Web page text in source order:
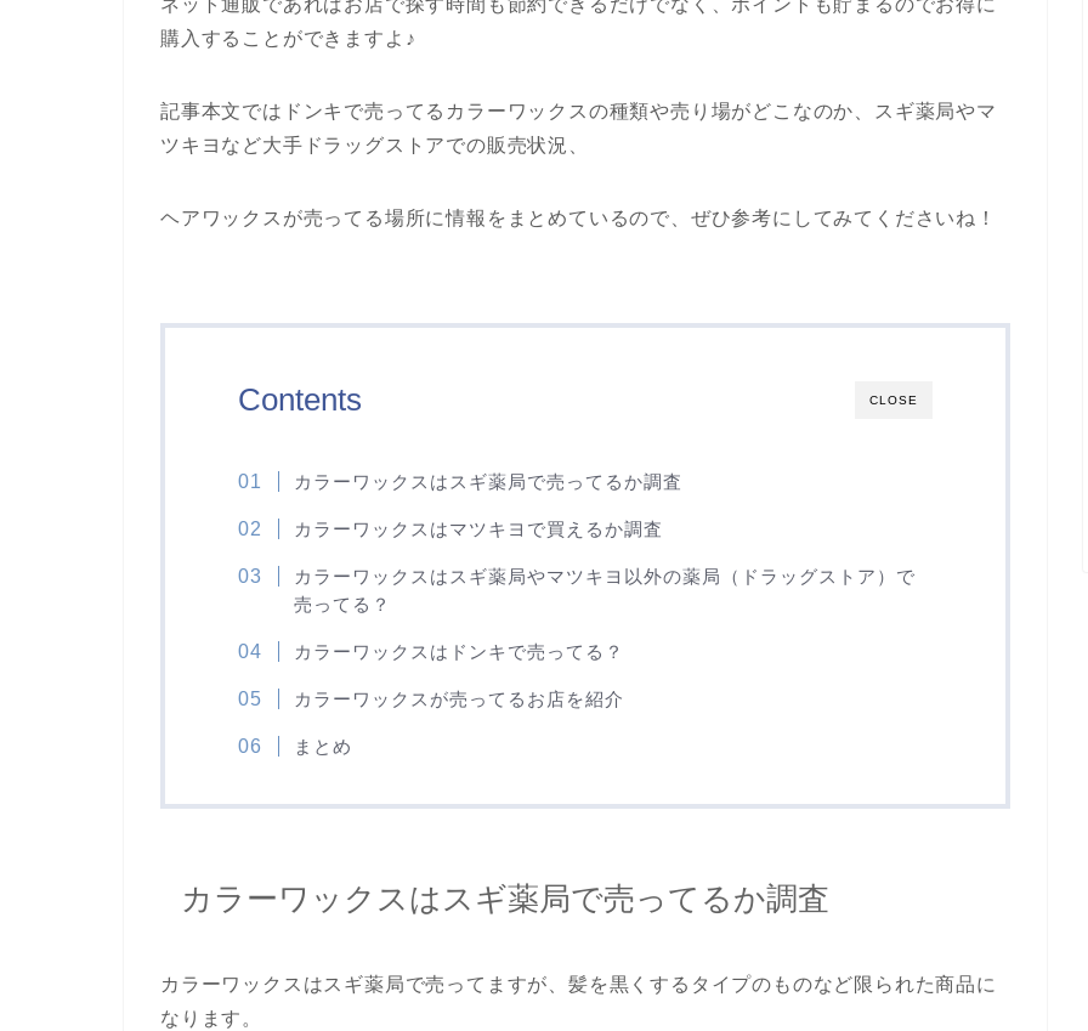
ネット通販であればお店で探す時間も節約できるだけでなく、ポイントも貯まるのでお得に
購入することができますよ♪
記事本文ではドンキで売ってるカラーワックスの種類や売り場がどこなのか、スギ薬局やマ
ツキヨなど大手ドラッグストアでの販売状況、
ヘアワックスが売ってる場所に情報をまとめているので、ぜひ参考にしてみてくださいね！
CLOSE
Contents
カラーワックスはスギ薬局で売ってるか調査
カラーワックスはマツキヨで買えるか調査
カラーワックスはスギ薬局やマツキヨ以外の薬局（ドラッグストア）で
売ってる？
カラーワックスはドンキで売ってる？
カラーワックスが売ってるお店を紹介
まとめ
カラーワックスはスギ薬局で売ってるか調査
カラーワックスはスギ薬局で売ってますが、髪を黒くするタイプのものなど限られた商品に
なります。